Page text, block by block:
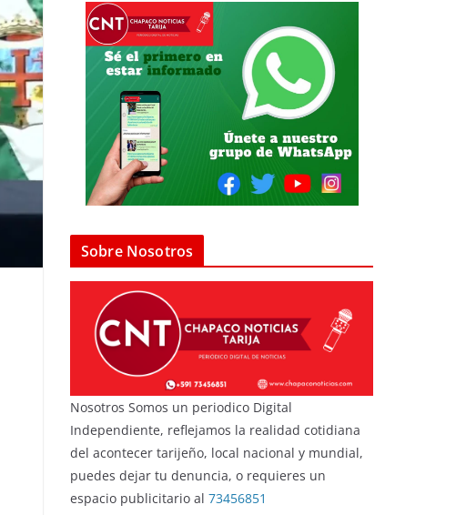
Sobre Nosotros
Nosotros Somos un periodico Digital
Independiente, reflejamos la realidad cotidiana
del acontecer tarijeño, local nacional y mundial,
puedes dejar tu denuncia, o requieres un
espacio publicitario al 73456851